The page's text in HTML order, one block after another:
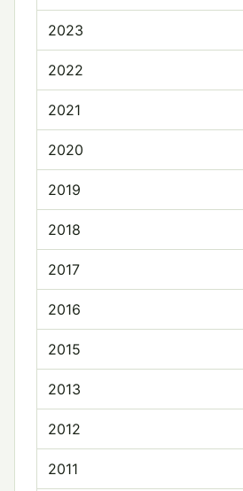
2023
2022
2021
2020
2019
2018
2017
2016
2015
2013
2012
2011